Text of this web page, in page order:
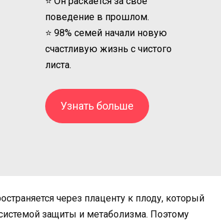
поведение в прошлом.
⭐ 98% семей начали новую
счастливую жизнь с чистого
листа.
Узнать больше
через плаценту к плоду, который
защиты и метаболизма. Поэтому